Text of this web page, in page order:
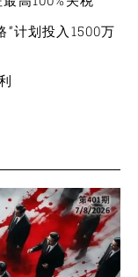
”计划投入1500万